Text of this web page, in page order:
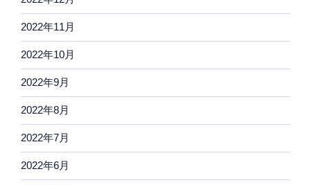
2022年11月
2022年10月
2022年9月
2022年8月
2022年7月
2022年6月